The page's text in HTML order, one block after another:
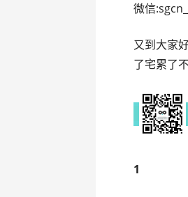
微信
又到大家
了宅累了
1